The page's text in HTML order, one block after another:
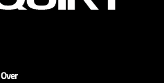
Over